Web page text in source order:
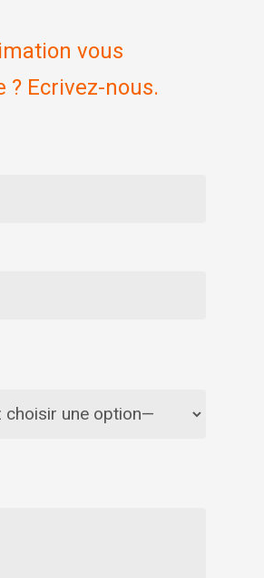
vous
? Ecrivez-nous.